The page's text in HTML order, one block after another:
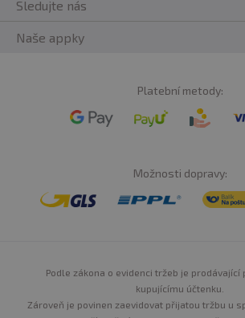
Sledujte nás
Naše appky
Platební metody:
Možnosti dopravy:
Podle zákona o evidenci tržeb je prodávající
kupujícímu účtenku.
Zároveň je povinen zaevidovat přijatou tržbu u